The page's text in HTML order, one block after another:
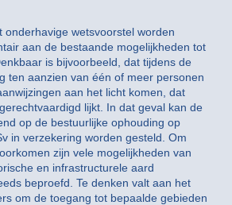
onderhavige wetsvoorstel worden
aan de bestaande mogelijkheden tot
is bijvoorbeeld, dat tijdens de
ten aanzien van één of meer personen
aan het licht komen, dat
lijkt. In dat geval kan de
op de bestuurlijke ophouding op
in verzekering worden gesteld. Om
zijn vele mogelijkheden van
en infrastructurele aard
beproefd. Te denken valt aan het
om de toegang tot bepaalde gebieden